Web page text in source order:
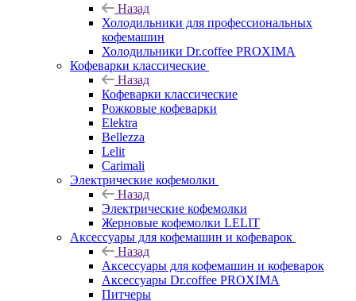
Назад
Холодильники для профессиональных
кофемашин
Холодильники Dr.coffee PROXIMA
Кофеварки классические
Назад
Кофеварки классические
Рожковые кофеварки
Elektra
Bellezza
Lelit
Carimali
Электрические кофемолки
Назад
Электрические кофемолки
Жерновые кофемолки LELIT
Аксессуары для кофемашин и кофеварок
Назад
Аксессуары для кофемашин и кофеварок
Аксессуары Dr.coffee PROXIMA
Питчеры